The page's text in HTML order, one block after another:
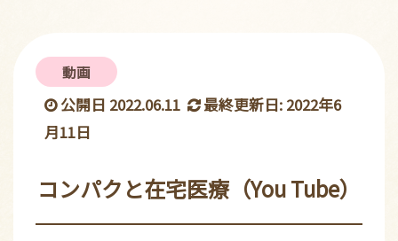
動画
公開日 2022.06.11
最終更新日: 2022年6
月11日
コンパクと在宅医療（You Tube）